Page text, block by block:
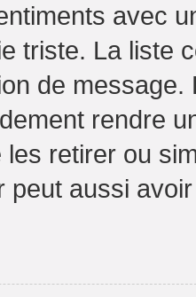
avec
triste. La liste
de
rendre
retirer ou
peut aussi